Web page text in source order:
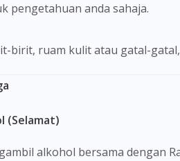
No,
pengetahuan anda sahaja.
birit, ruam kulit atau gatal-
(Selamat)
alkohol bersama dengan